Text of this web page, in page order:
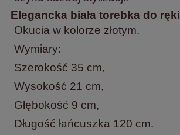
Elegancka biała torebka do ręki
Okucia w kolorze złotym.
Wymiary:
Szerokość 35 cm,
Wysokość 21 cm,
Głębokość 9 cm,
Długość łańcuszka 120 cm.